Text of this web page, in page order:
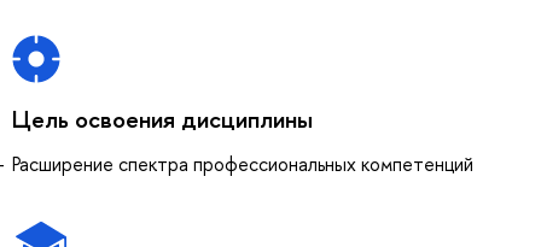
Цель освоения дисциплины
Расширение спектра профессиональных компетенций